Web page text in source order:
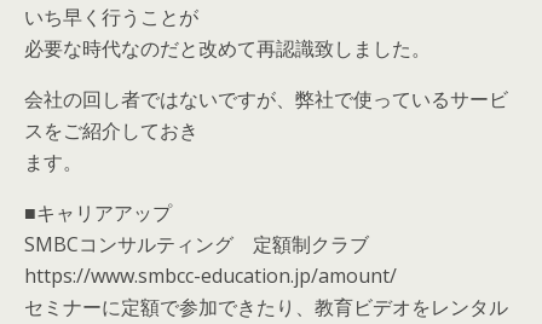
いち早く行うことが
必要な時代なのだと改めて再認識致しました。
会社の回し者ではないですが、弊社で使っているサービ
スをご紹介しておき
ます。
■キャリアアップ
SMBCコンサルティング 定額制クラブ
https://www.smbcc-education.jp/amount/
セミナーに定額で参加できたり、教育ビデオをレンタル